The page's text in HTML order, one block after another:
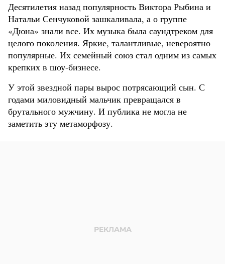
Десятилетия назад популярность Виктора Рыбина и
Натальи Сенчуковой зашкаливала, а о группе
«Дюна» знали все. Их музыка была саундтреком для
целого поколения. Яркие, талантливые, невероятно
популярные. Их семейный союз стал одним из самых
крепких в шоу-бизнесе.
У этой звездной пары вырос потрясающий сын. С
годами миловидный мальчик превращался в
брутального мужчину. И публика не могла не
заметить эту метаморфозу.